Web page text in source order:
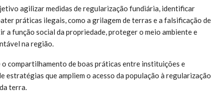
agilizar medidas de regularização fundiária, identificar
práticas ilegais, como a grilagem de terras e a falsificação de
a função social da propriedade, proteger o meio ambiente e
na região.
compartilhamento de boas práticas entre instituições e
estratégias que ampliem o acesso da população à regularização
terra.